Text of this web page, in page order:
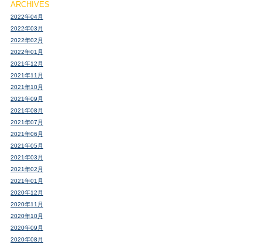
ARCHIVES
2022年04月
2022年03月
2022年02月
2022年01月
2021年12月
2021年11月
2021年10月
2021年09月
2021年08月
2021年07月
2021年06月
2021年05月
2021年03月
2021年02月
2021年01月
2020年12月
2020年11月
2020年10月
2020年09月
2020年08月